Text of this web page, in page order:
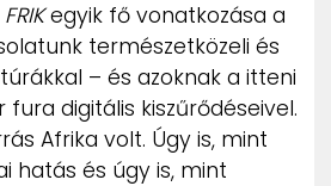
FRIKegyik fő vonatkozása a
természetközeli és
– és azoknak a itteni
fura digitális kiszűrődéseivel.
Afrika volt. Úgy is, mint
hatás és úgy is, mint